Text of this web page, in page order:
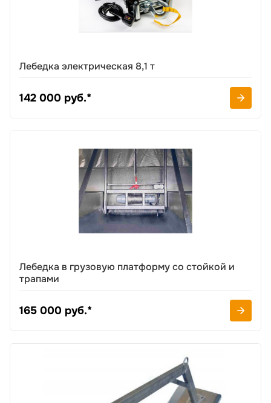
Лебедка электрическая 8,1 т
142 000 руб.*
Лебедка в грузовую платформу со стойкой и
трапами
165 000 руб.*